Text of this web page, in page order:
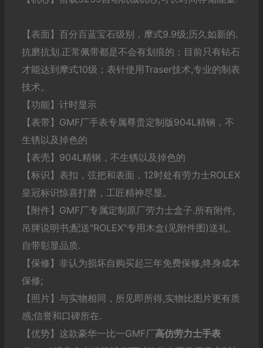
【表面】百分百蓝宝石级别，摩式9.9级;历久如新的.
抗磨抗划.正常佩带都是不会有划痕的；目前只有钻石
才能达到摩式10级；表针使用Traser技术,专业的制表
技术。
【功能】计时显示
【表带】GMF厂手表专属尊贵定制版904L精钢，不
生锈以及掉色的
【表壳】904L精钢，不生锈以及掉色的
【标识】表扣，弦把和表面，12时处有劳力士ROLEX
皇冠标识惊喜打磨，工匠精神尽显。
【附件】GMF厂专属定制原厂劳力士盒子.所有附件,
吊牌说明书;配送"ROLEX"专用木盒(见附件图)送礼、
自带彰显品质.
【保修】非认为损坏自购买起三年免费保修,终身成本
保修;
【照片】与实物相同，所见即所得,实物比图片更有质
感;信誉和口碑所在.
【优势】这款豪华一比一GMF厂高仿劳力士手表